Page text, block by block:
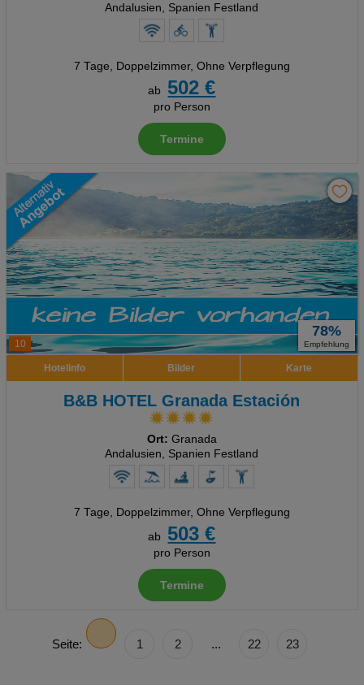
Andalusien, Spanien Festland
7 Tage, Doppelzimmer, Ohne Verpflegung
ab
502 €
pro Person
Termine
10
78%
Empfehlung
Hotelinfo Bilder Karte
B&B HOTEL Granada Estación
Ort: Granada
Andalusien, Spanien Festland
7 Tage, Doppelzimmer, Ohne Verpflegung
ab
503 €
pro Person
Termine
Seite: 1 2 ... 22 23